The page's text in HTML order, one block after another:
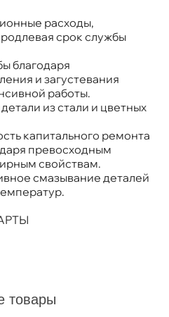
расходы,
срок службы
благодаря
и загустевания
работы.
из стали и цветных
капитального ремонта
превосходным
свойствам.
смазывание деталей
товары